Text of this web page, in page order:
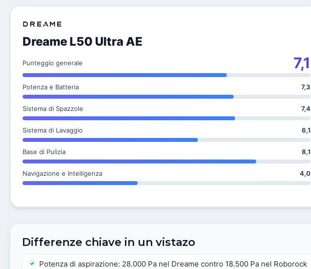
Dreame L50 Ultra AE
Punteggio generale 7,1
Potenza e Batteria 7,3
Sistema di Spazzole 7,4
Sistema di Lavaggio 6,1
Base di Pulizia 8,1
Navigazione e Intelligenza 4,0
Differenze chiave in un vistazo
Potenza di aspirazione: 28.000 Pa nel Dreame contro 18.500 Pa nel Roborock